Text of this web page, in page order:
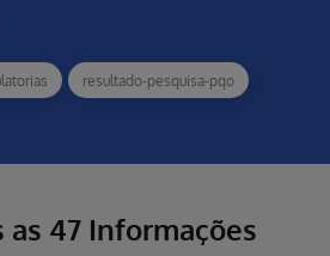
resultado-pesquisa-pqo
47 Informações